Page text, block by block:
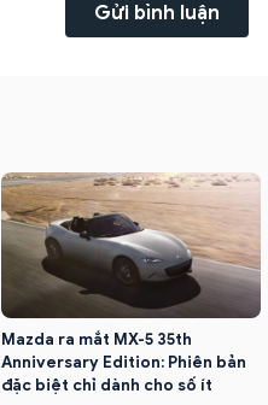
Gửi bình luận
Mazda ra mắt MX-5 35th
Anniversary Edition: Phiên bản
đặc biệt chỉ dành cho số ít